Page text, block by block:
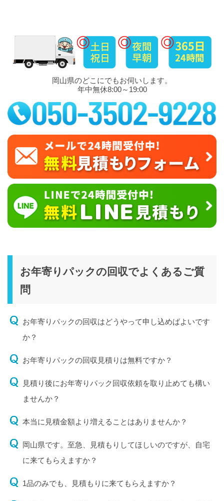
岡山県のどこにでもお伺いします。
年中無休8:00～19:00
お年寄りパックの回収でよくあるご質
問
お年寄りパックの回収はどうやって申し込めばよいです
か？
お年寄りパックの回収見積りは無料ですか？
見積り後にお年寄りパック回収依頼を取り止めても構い
ませんか？
本当に見積金額より増えることはありませんか？
岡山県です。至急、見積もりしてほしいのですが、自宅
に来てもらえますか？
1品のみでも、見積もりに来てもらえますか？